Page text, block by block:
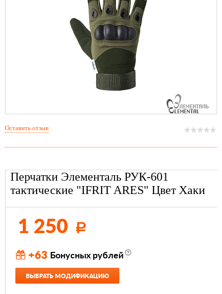
Перчатки Элементаль РУК-601
тактические "IFRIT ARES" Цвет Хаки
1 250 Р
+63 Бонусных рублей
ВЫБРАТЬ МОДИФИКАЦИЮ
Оставить отзыв